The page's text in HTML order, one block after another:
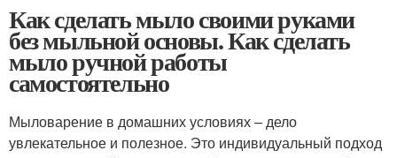
Как сделать мыло своими руками
без мыльной основы. Как сделать
мыло ручной работы
самостоятельно
Мыловарение в домашних условиях – дело
увлекательное и полезное. Это индивидуальный подход